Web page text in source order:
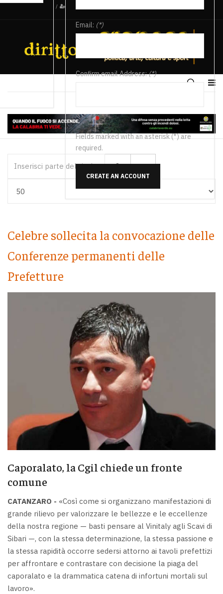
/
Email: (*)
Confirm email Address:(*)
Fields marked with an asterisk (*) are
required.
CREATE AN ACCOUNT
Celebre sollecita la convocazione delle
Conferenze permanenti delle
Prefetture
Caporalato, la Cgil chiede un fronte
comune
CATANZARO - «Così come si organizzano manifestazioni di
grande rilievo per valorizzare le bellezze e le eccellenze
della nostra regione — basti pensare al Vinitaly agli Scavi di
Sibari —, con la stessa determinazione, la stessa passione e
la stessa rapidità occorre sedersi attorno ai tavoli prefettizi
per affrontare e contrastare con decisione la piaga del
caporalato e la drammatica catena di infortuni mortali sul
lavoro».